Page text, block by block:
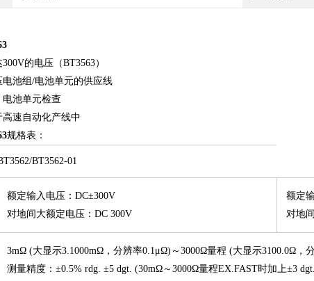
的电压（BT3563）
池组/电池单元的供应线
池单元检查
速自动化产线中
规格表：
BT3562-01
额定输入电压：DC±300V
对地间大额定电压：DC 300V
额定
对地
3mΩ (大显示3.1000mΩ，分辨率0.1μΩ)～3000Ω量程 (大显示3100.0Ω，
测量精度：±0.5% rdg. ±5 dgt. (30mΩ～3000Ω量程EX.FAST时加上±3